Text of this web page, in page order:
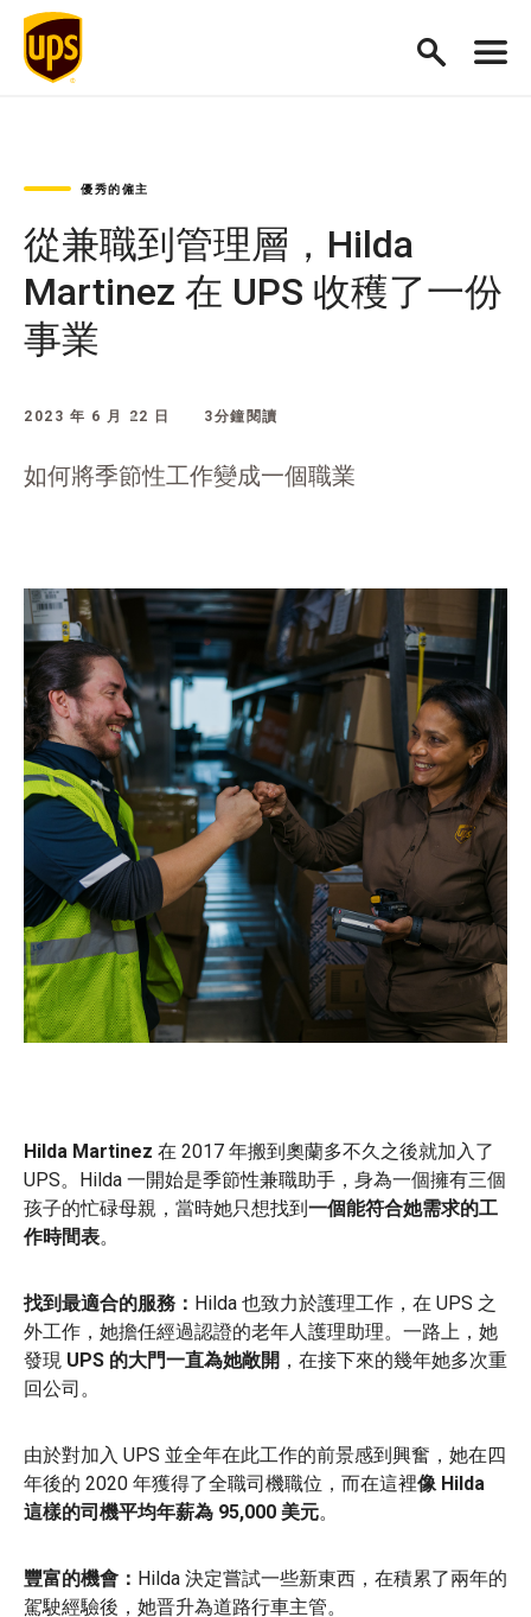
優秀的僱主
從兼職到管理層，Hilda
Martinez 在 UPS 收穫了一份
事業
2023 年 6 月 22 日 3分鐘閱讀
如何將季節性工作變成一個職業
Hilda Martinez 在 2017 年搬到奧蘭多不久之後就加入了
UPS。Hilda 一開始是季節性兼職助手，身為一個擁有三個
孩子的忙碌母親，當時她只想找到一個能符合她需求的工
作時間表。
找到最適合的服務： Hilda 也致力於護理工作，在 UPS 之
外工作，她擔任經過認證的老年人護理助理。一路上，她
發現 UPS 的大門一直為她敞開 ，在接下來的幾年她多次重
回公司。
由於對加入 UPS 並全年在此工作的前景感到興奮，她在四
年後的 2020 年獲得了全職司機職位，而在這裡像 Hilda
這樣的司機平均年薪為 95,000 美元。
豐富的機會： Hilda 決定嘗試一些新東西，在積累了兩年的
駕駛經驗後，她晋升為道路行車主管。